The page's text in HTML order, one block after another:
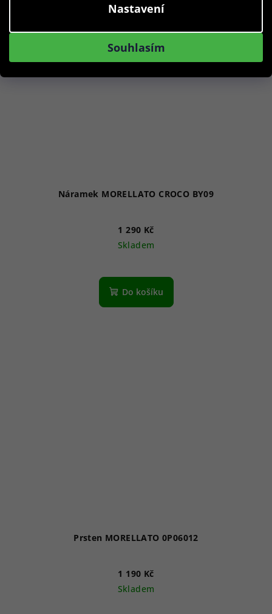
Nastavení
Souhlasím
Náramek MORELLATO CROCO BY09
1 290 Kč
Skladem
Do košíku
Prsten MORELLATO 0P06012
1 190 Kč
Skladem